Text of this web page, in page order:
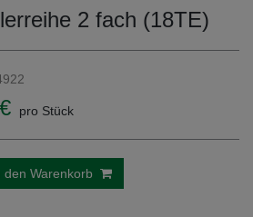
2 fach (18TE)
pro Stück
den Warenkorb